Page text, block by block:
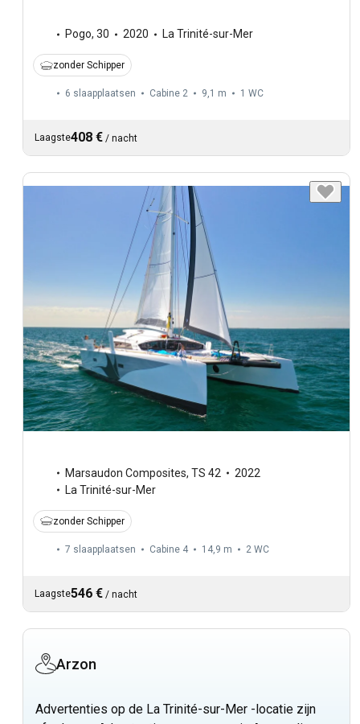
Pogo, 30 2020 La Trinité-sur-Mer
zonder Schipper
6 slaapplaatsen Cabine 2 9,1 m 1 WC
Laagste408 € / nacht
Marsaudon Composites, TS 42
2022
La Trinité-sur-Mer
zonder Schipper
7 slaapplaatsen Cabine 4 14,9 m 2 WC
Laagste546 € / nacht
Arzon
Advertenties op de La Trinité-sur-Mer -locatie zijn